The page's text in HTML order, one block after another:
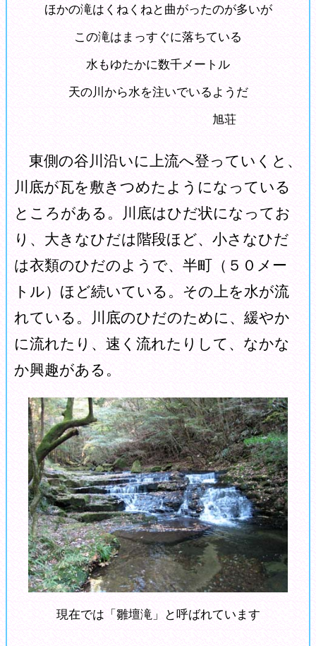
ほかの滝はくねくねと曲がったのが多いが
この滝はまっすぐに落ちている
水もゆたかに数千メートル
天の川から水を注いでいるようだ
旭荘
東側の谷川沿いに上流へ登っていくと、
川底が瓦を敷きつめたようになっている
ところがある。川底はひだ状になってお
り、大きなひだは階段ほど、小さなひだ
は衣類のひだのようで、半町（５０メー
トル）ほど続いている。その上を水が流
れている。川底のひだのために、緩やか
に流れたり、速く流れたりして、なかな
か興趣がある。
現在では「雛壇滝」と呼ばれています